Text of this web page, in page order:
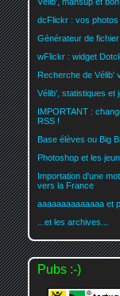
dcFlickr : vos
Générateur de
wFlickr : widget
Recherche de Vélib'
Vélib', statistiques et
IMPORTANT :
RSS !
Base élèves ou Big
Photoshop et les
Importation d'une
vers la France
aaaaaaaaaaaaaa et
...et les archives...
Pubs :-)